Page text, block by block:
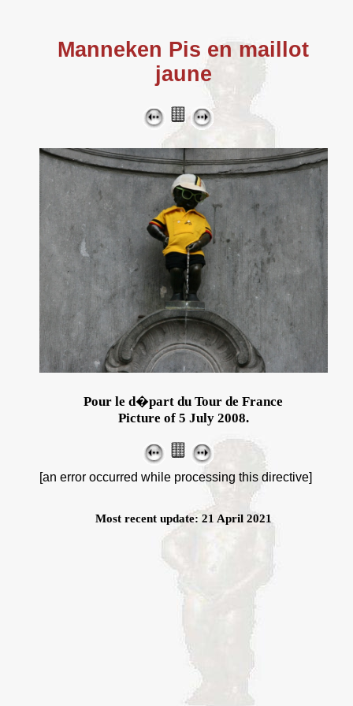
Manneken Pis en maillot
jaune
Pour le d�part du Tour de France
Picture of 5 July 2008.
[an error occurred while processing this directive]
Most recent update: 21 April 2021